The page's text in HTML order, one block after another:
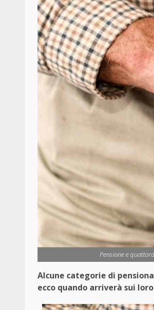
Pensione e
Alcune categorie di
ecco quando arriverà sui